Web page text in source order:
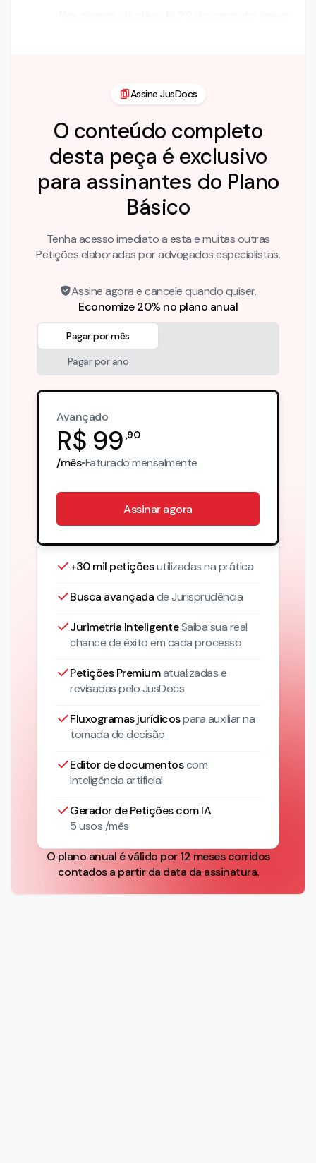
Assine JusDocs
O conteúdo completo
desta peça é exclusivo
para assinantes do Plano
Básico
Tenha acesso imediato a esta e muitas outras
Petições elaboradas por advogados especialistas.
Assine agora e cancele quando quiser.
Economize 20% no plano anual
Pagar por mês
Pagar por ano
Avançado
R$ 99 ,90
/mês•Faturadomensalmente
Assinar agora
+30 mil petiçõesutilizadas na prática
Busca avançadade Jurisprudência
Jurimetria InteligenteSaiba sua real
chance de êxito em cada processo
Petições Premiumatualizadase
revisadas pelo JusDocs
Fluxogramas jurídicospara auxiliar na
tomada de decisão
Editor de documentoscom
inteligência artificial
Gerador de Petições com IA
5 usos /mês
O plano anual é válido por 12 meses corridos
contados a partir da data da assinatura.